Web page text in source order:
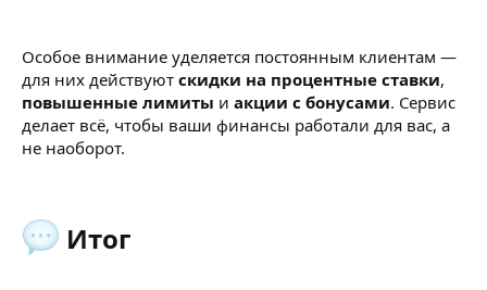
Особое внимание уделяется постоянным клиентам —
для них действуют скидки на процентные ставки,
повышенные лимиты и акции с бонусами. Сервис
делает всё, чтобы ваши финансы работали для вас, а
не наоборот.
Итог​